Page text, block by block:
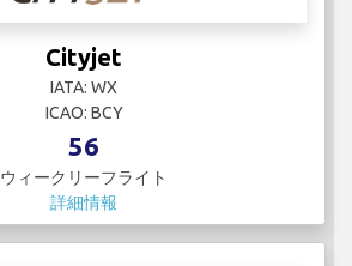
Cityjet
IATA: WX
ICAO: BCY
56
ウィークリーフライト
詳細情報